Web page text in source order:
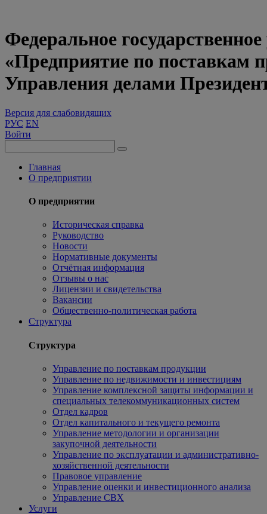
Федеральное
«Предприятие по поставкам
Управления делами
Версия для слабовидящих
РУС EN
Войти
Главная
О предприятии
О предприятии
Историческая справка
Руководство
Новости
Нормативные документы
Отчётная информация
Отзывы о нас
Лицензии и свидетельства
Вакансии
Общественно-политическая работа
Структура
Структура
Управление по поставкам продукции
Управление по недвижимости и инвестициям
Управление комплексной защиты информации и
специальных телекоммуникационных систем
Отдел кадров
Отдел капитального и текущего ремонта
Управление методологии и организации
закупочной деятельности
Управление по эксплуатации и административно-
хозяйственной деятельности
Правовое управление
Управление оценки и инвестиционного анализа
Управление СВХ
Услуги